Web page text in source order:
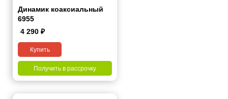
Динамик коаксиальный
6955
4 290 ₽
Купить
Получить в рассрочку